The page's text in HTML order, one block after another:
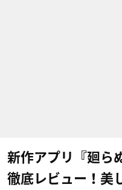
新作アプリ『廻ら
徹底レビュー！美